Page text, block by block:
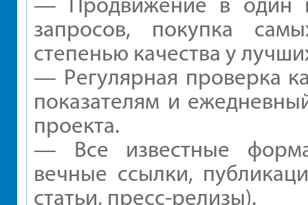
запросов, покупка
степенью качества у
— Регулярная проверка
показателям и
проекта.
— Все известные
вечные ссылки,
статьи, пресс-релизы).